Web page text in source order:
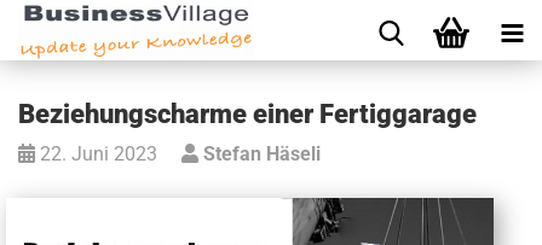
Beziehungscharme einer Fertiggarage
22. Juni 2023 Stefan Häseli